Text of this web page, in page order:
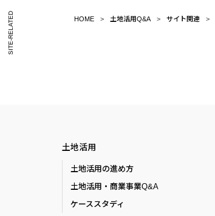
SITE-RELATED HOME 土地活用Q&A サイト関連
土地活用
土地活用の進め方
土地活用・商業事業Q&A
ケーススタディ